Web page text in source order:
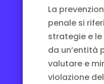
La
penale si
strategie e
da un’entità
valutare e
violazione